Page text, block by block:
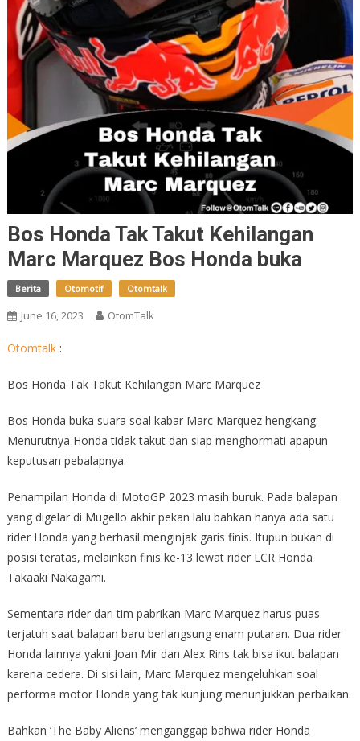
Bos Honda Tak Takut Kehilangan
Marc Marquez Bos Honda buka
Berita Otomotif Otomtalk
June 16, 2023 OtomTalk
Otomtalk:
Bos Honda Tak Takut Kehilangan Marc Marquez
Bos Honda buka suara soal kabar Marc Marquez hengkang.
Menurutnya Honda tidak takut dan siap menghormati apapun
keputusan pebalapnya.
Penampilan Honda di MotoGP 2023 masih buruk. Pada balapan
yang digelar di Mugello akhir pekan lalu bahkan hanya ada satu
rider Honda yang berhasil menginjak garis finis. Itupun bukan di
posisi teratas, melainkan finis ke-13 lewat rider LCR Honda
Takaaki Nakagami.
Sementara rider dari tim pabrikan Marc Marquez harus puas
terjatuh saat balapan baru berlangsung enam putaran. Dua rider
Honda lainnya yakni Joan Mir dan Alex Rins tak bisa ikut balapan
karena cedera. Di sisi lain, Marc Marquez mengeluhkan soal
performa motor Honda yang tak kunjung menunjukkan perbaikan.
Bahkan ‘The Baby Aliens’ menganggap bahwa rider Honda